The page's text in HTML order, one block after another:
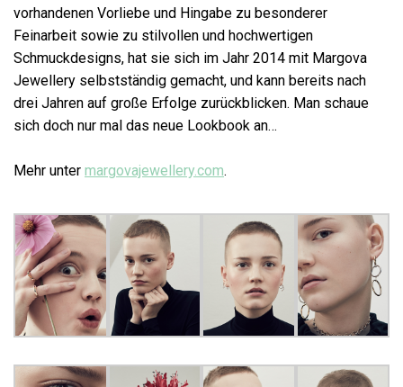
vorhandenen Vorliebe und Hingabe zu besonderer
Feinarbeit sowie zu stilvollen und hochwertigen
Schmuckdesigns, hat sie sich im Jahr 2014 mit Margova
Jewellery selbstständig gemacht, und kann bereits nach
drei Jahren auf große Erfolge zurückblicken. Man schaue
sich doch nur mal das neue Lookbook an…
Mehr unter margovajewellery.com.